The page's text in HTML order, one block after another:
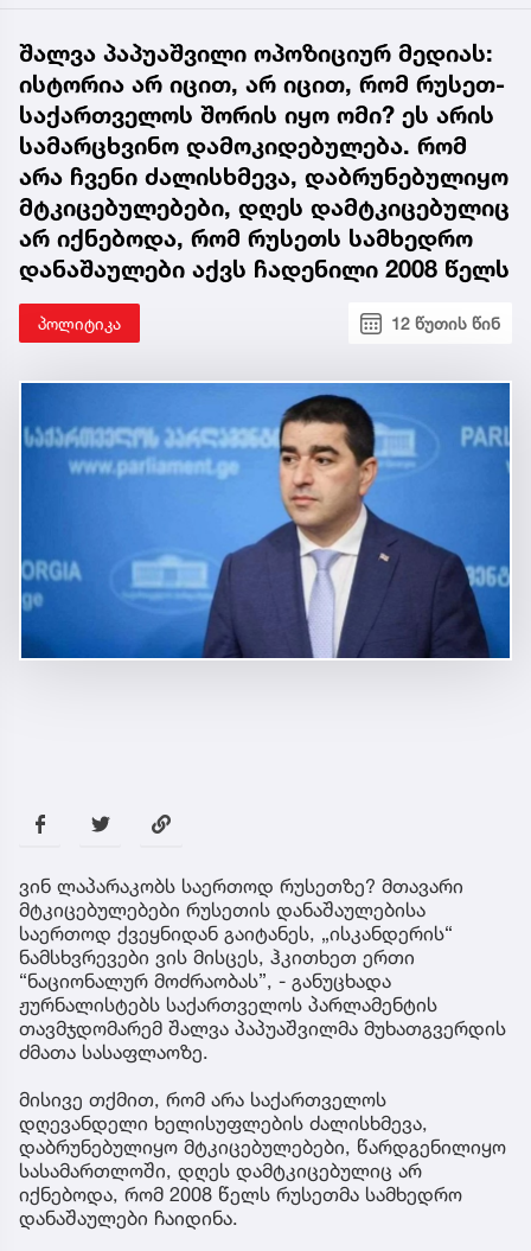
შალვა პაპუაშვილი ოპოზიციურ მედიას:
ისტორია არ იცით, არ იცით, რომ რუსეთ-
საქართველოს შორის იყო ომი? ეს არის
სამარცხვინო დამოკიდებულება. რომ
არა ჩვენი ძალისხმევა, დაბრუნებულიყო
მტკიცებულებები, დღეს დამტკიცებულიც
არ იქნებოდა, რომ რუსეთს სამხედრო
დანაშაულები აქვს ჩადენილი 2008 წელს
პოლიტიკა 12 წუთის წინ
ვინ ლაპარაკობს საერთოდ რუსეთზე? მთავარი
მტკიცებულებები რუსეთის დანაშაულებისა
საერთოდ ქვეყნიდან გაიტანეს, „ისკანდერის“
ნამსხვრევები ვის მისცეს, ჰკითხეთ ერთი
“ნაციონალურ მოძრაობას”, - განუცხადა
ჟურნალისტებს საქართველოს პარლამენტის
თავმჯდომარემ შალვა პაპუაშვილმა მუხათგვერდის
ძმათა სასაფლაოზე.
მისივე თქმით, რომ არა საქართველოს
დღევანდელი ხელისუფლების ძალისხმევა,
დაბრუნებულიყო მტკიცებულებები, წარდგენილიყო
სასამართლოში, დღეს დამტკიცებულიც არ
იქნებოდა, რომ 2008 წელს რუსეთმა სამხედრო
დანაშაულები ჩაიდინა.